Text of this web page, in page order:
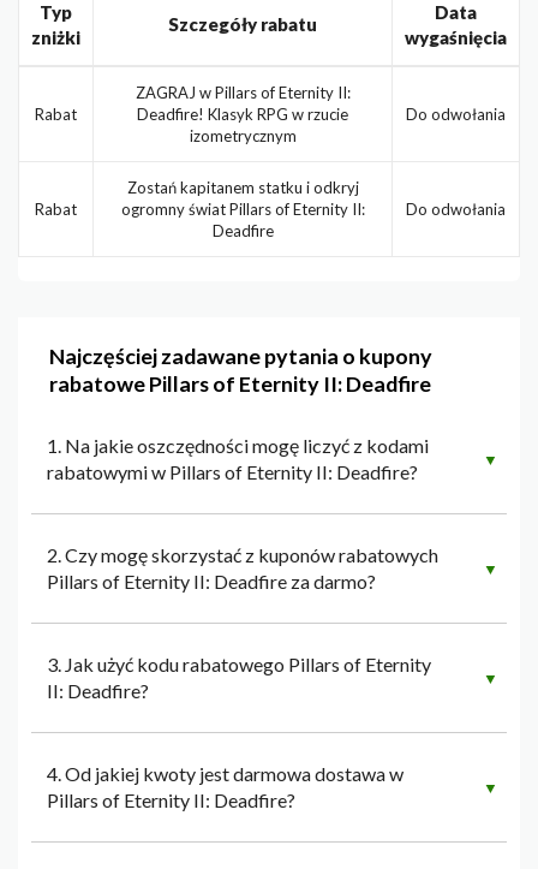
Typ
zniżki
Szczegóły rabatu
Data
wygaśnięcia
Rabat
ZAGRAJ w Pillars of Eternity II:
Deadfire! Klasyk RPG w rzucie
izometrycznym
Do odwołania
Rabat
Zostań kapitanem statku i odkryj
ogromny świat Pillars of Eternity II:
Deadfire
Do odwołania
Najczęściej zadawane pytania o kupony
rabatowe Pillars of Eternity II: Deadfire
1. Na jakie oszczędności mogę liczyć z kodami
rabatowymi w Pillars of Eternity II: Deadfire?
▼
2. Czy mogę skorzystać z kuponów rabatowych
Pillars of Eternity II: Deadfire za darmo?
▼
3. Jak użyć kodu rabatowego Pillars of Eternity
II: Deadfire?
▼
4. Od jakiej kwoty jest darmowa dostawa w
Pillars of Eternity II: Deadfire?
▼